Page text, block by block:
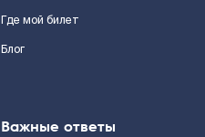
Где мой билет
Блог
Важные ответы